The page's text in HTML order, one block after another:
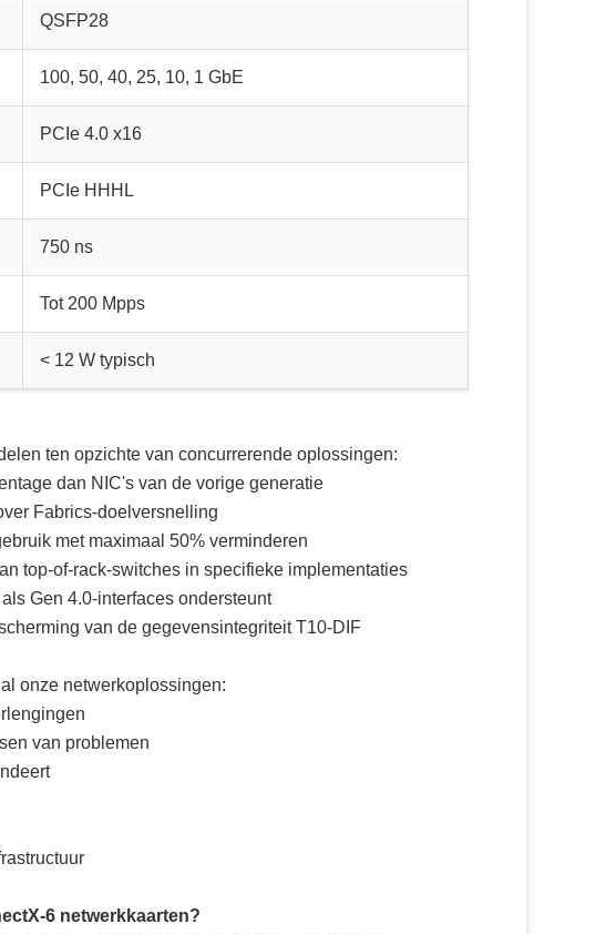
QSFP28
100, 50, 40, 25, 10, 1 GbE
PCIe 4.0 x16
PCIe HHHL
750 ns
Tot 200 Mpps
< 12 W typisch
ten opzichte van concurrerende oplossingen:
dan NIC's van de vorige generatie
Fabrics-doelversnelling
met maximaal 50% verminderen
top-of-rack-switches in specifieke implementaties
Gen 4.0-interfaces ondersteunt
van de gegevensintegriteit T10-DIF
onze netwerkoplossingen:
van problemen
6 netwerkkaarten?